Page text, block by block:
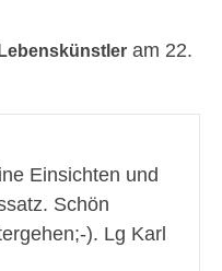
Lebenskünstler am 22.
Einsichten und
Schön
). Lg Karl